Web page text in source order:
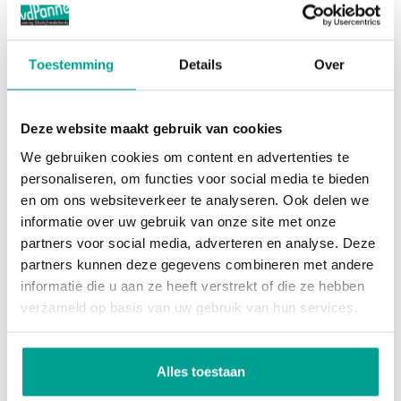
Toestemming Details Over
Deze website maakt gebruik van cookies
We gebruiken cookies om content en advertenties te
personaliseren, om functies voor social media te bieden
en om ons websiteverkeer te analyseren. Ook delen we
informatie over uw gebruik van onze site met onze
partners voor social media, adverteren en analyse. Deze
partners kunnen deze gegevens combineren met andere
informatie die u aan ze heeft verstrekt of die ze hebben
verzameld op basis van uw gebruik van hun services.
Alles toestaan
1e verdieping:
De overloop geeft toegang tot drie ruime
deuren, wat deze kamer bijzonder licht en sfeervol
maakt. Aan de achterzijde liggen nog twee
slaapkamers. De badkamer is compleet uitgerust
met een ligbad, inloopdouche, toilet en wastafel.
2e verdieping:
achterzijde is in 2023 voorzien van een kunststof
dakkapel, waardoor er veel extra ruimte en licht is
Dak Zadeldak
Permanente bewoning
Onderhoud binnen Goed tot uitstekend
Onderhoud buiten
Huidig gebruik Woonruimte
Huidige bestemming Woonruimte
Voorzieningen